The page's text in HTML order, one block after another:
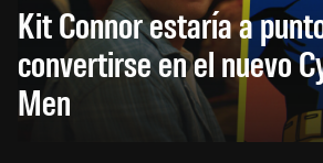
Kit Connor estaría a
convertirse en el nuevo
Men